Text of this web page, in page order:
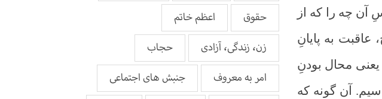
آن چه را که از
به پایانِ
محال بودنِ
آن گونه که
حقوق
اعظم خاتم
زن، زندگی، آزادی
حجاب
امر به معروف
جنبش های اجتماعی